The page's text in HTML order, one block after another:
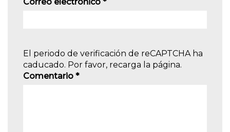
Correo electrónico *
El periodo de verificación de reCAPTCHA ha
caducado. Por favor, recarga la página.
Comentario *